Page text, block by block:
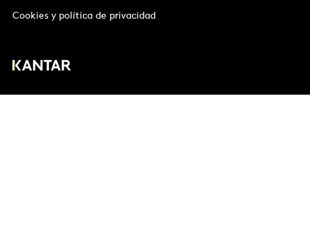
Cookies y política de privacidad